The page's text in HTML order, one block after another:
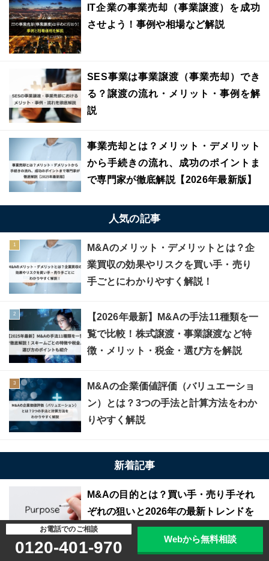
IT企業の事業売却（事業譲渡）を成功
させよう！事例や相場など解説
SES事業は事業譲渡（事業売却）でき
る？譲渡の流れ・メリット・事例を解
説
事業売却とは？メリット・デメリット
から手続きの流れ、成功のポイントま
で専門家が徹底解説【2026年最新版】
人気の記事
M&Aのメリット・デメリットとは？企
業買収の効果やリスクを買い手・売り
手ごとにわかりやすく解説！
【2026年最新】M&Aの手法11種類を一
覧で比較！株式譲渡・事業譲渡など特
徴・メリット・税金・選び方を解説
M&Aの企業価値評価（バリュエーショ
ン）とは？3つの手法と計算方法をわか
りやすく解説
新着記事
M&Aの目的とは？買い手・売り手それ
ぞれの狙いと2026年の最新トレンドを
解説
お電話でのご相談
0120-401-970 Webから無料相談